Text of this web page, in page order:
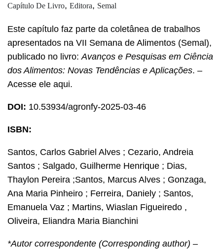
Capítulo De Livro, Editora, Semal
Este capítulo faz parte da coletânea de trabalhos
apresentados na VII Semana de Alimentos (Semal),
publicado no livro:Avanços e Pesquisas em Ciência
dos Alimentos: Novas Tendências e Aplicações. –
Acesse ele aqui.
DOI: 10.53934/agronfy-2025-03-46
ISBN:
Santos, Carlos Gabriel Alves ; Cezario, Andreia
Santos ; Salgado, Guilherme Henrique ; Dias,
Thaylon Pereira ;Santos, Marcus Alves ; Gonzaga,
Ana Maria Pinheiro ; Ferreira, Daniely ; Santos,
Emanuela Vaz ; Martins, Wiaslan Figueiredo ,
Oliveira, Eliandra Maria Bianchini
*Autor correspondente (Corresponding author) –